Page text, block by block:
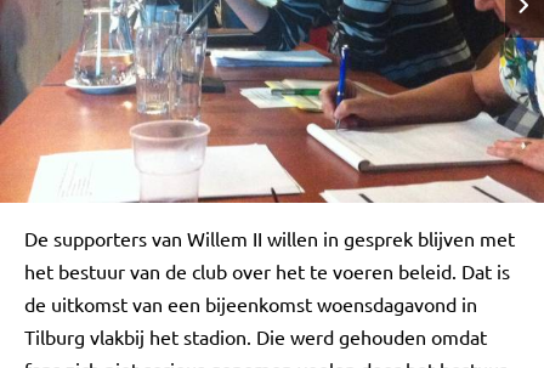
De supporters van Willem II willen in gesprek blijven met
het bestuur van de club over het te voeren beleid. Dat is
de uitkomst van een bijeenkomst woensdagavond in
Tilburg vlakbij het stadion. Die werd gehouden omdat